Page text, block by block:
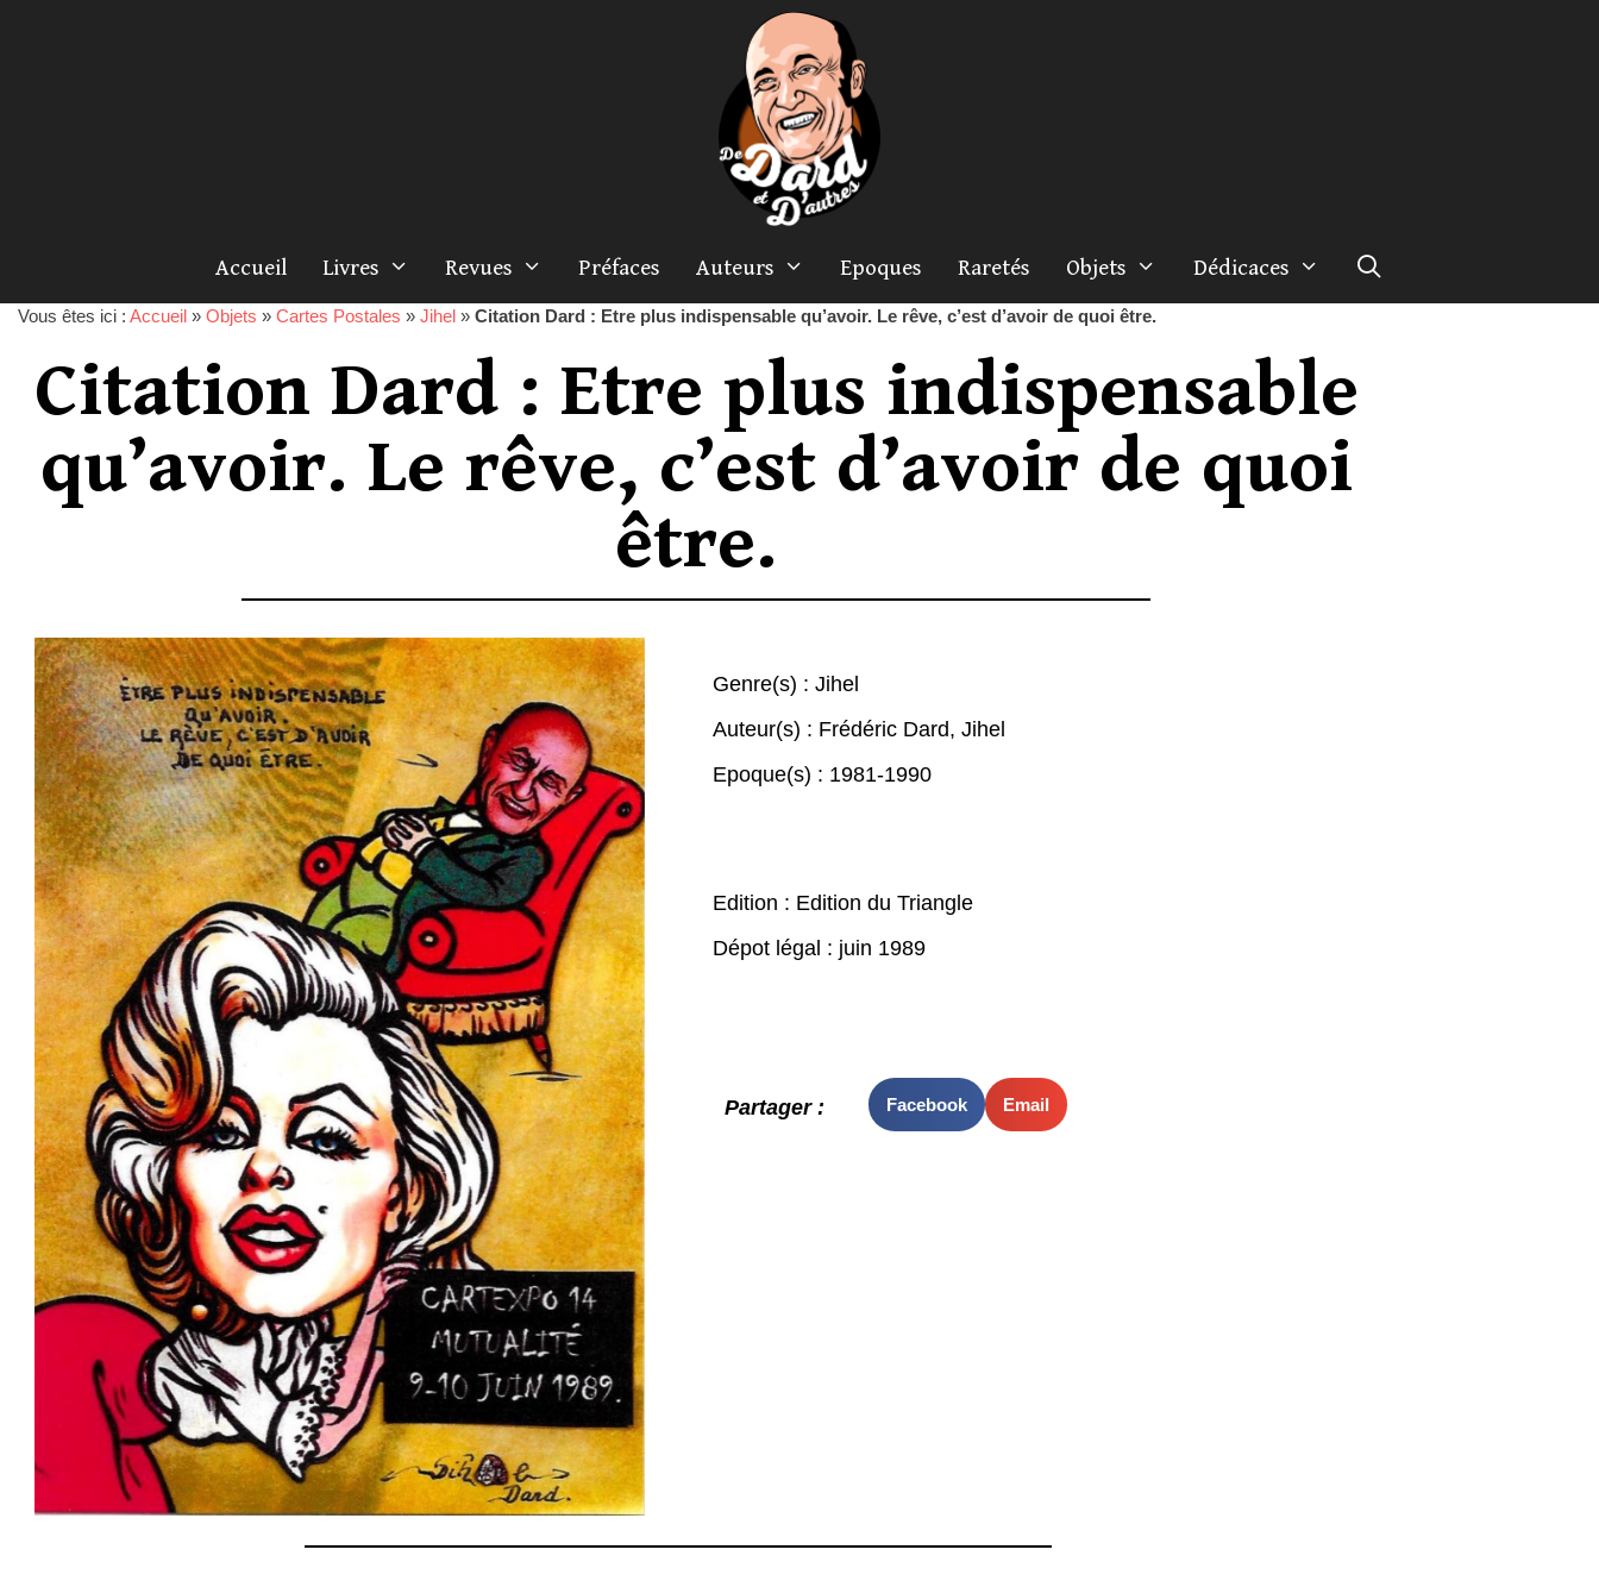
Accueil Livres Revues Préfaces Auteurs Epoques Raretés Objets Dédicaces
Vous êtes ici : Accueil » Objets » Cartes Postales » Jihel » Citation Dard : Etre plus indispensable qu’avoir. Le rêve, c’est d’avoir de quoi être.
Citation Dard : Etre plus indispensable
qu’avoir. Le rêve, c’est d’avoir de quoi
être.
Genre(s) : Jihel
Auteur(s) : Frédéric Dard, Jihel
Epoque(s) : 1981-1990
Edition : Edition du Triangle
Dépot légal : juin 1989
Partager : Facebook Email